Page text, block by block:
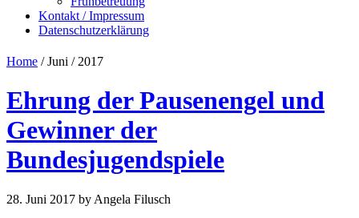
Kontakt / Impressum
Datenschutzerklärung
Home / Juni / 2017
Ehrung der Pausenengel und
Gewinner der
Bundesjugendspiele
28. Juni 2017 by Angela Filusch